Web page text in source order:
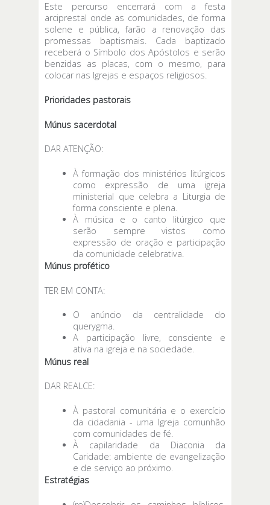
Este percurso encerrará com a festa
arciprestal onde as comunidades, de forma
solene e pública, farão a renovação das
promessas baptismais. Cada baptizado
receberá o Símbolo dos Apóstolos e serão
benzidas as placas, com o mesmo, para
colocar nas Igrejas e espaços religiosos.
Prioridades pastorais
Múnus sacerdotal
DAR ATENÇÃO:
À formação dos ministérios litúrgicos
como expressão de uma igreja
ministerial que celebra a Liturgia de
forma consciente e plena.
À música e o canto litúrgico que
serão sempre vistos como
expressão de oração e participação
da comunidade celebrativa.
Múnus profético
TER EM CONTA:
O anúncio da centralidade do
querygma.
A participação livre, consciente e
ativa na igreja e na sociedade.
Múnus real
DAR REALCE:
À pastoral comunitária e o exercício
da cidadania - uma Igreja comunhão
com comunidades de fé.
À capilaridade da Diaconia da
Caridade: ambiente de evangelização
e de serviço ao próximo.
Estratégias